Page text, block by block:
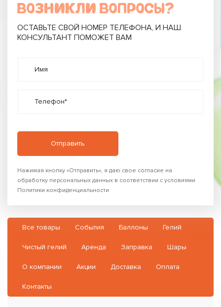
ВОЗНИКЛИ ВОПРОСЫ?
ОСТАВЬТЕ СВОЙ НОМЕР ТЕЛЕФОНА, И НАШ
КОНСУЛЬТАНТ ПОМОЖЕТ ВАМ
Имя
Телефон*
Нажимая кнопку «Отправить», я даю свое согласие на
обработку персональных данных в соответствии с условиями
Политики конфиденциальности
Все товары События Баллоны Гелий
Чистый гелий Аренда Заправка Шары
О компании Акции Доставка Оплата
Контакты